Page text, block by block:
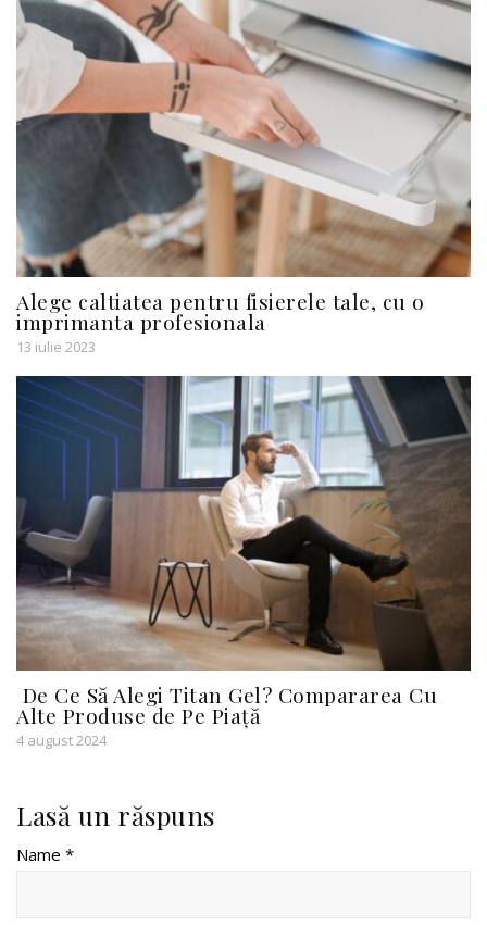
Alege caltiatea pentru fisierele tale, cu o
imprimanta profesionala
13 iulie 2023
De Ce Să Alegi Titan Gel? Compararea Cu
Alte Produse de Pe Piață
4 august 2024
Lasă un răspuns
Name *